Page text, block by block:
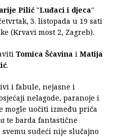
Pilić "Luđaci i djeca"
3. listopada u 19 sati
(Krvavi most 2, Zagreb).
Tomica Šćavina i Matija
.
i fabule, nejasne i
nelagode, paranoje i
mogle uočiti između priča
te barda fantastične
svemu sudeći nije slučajno